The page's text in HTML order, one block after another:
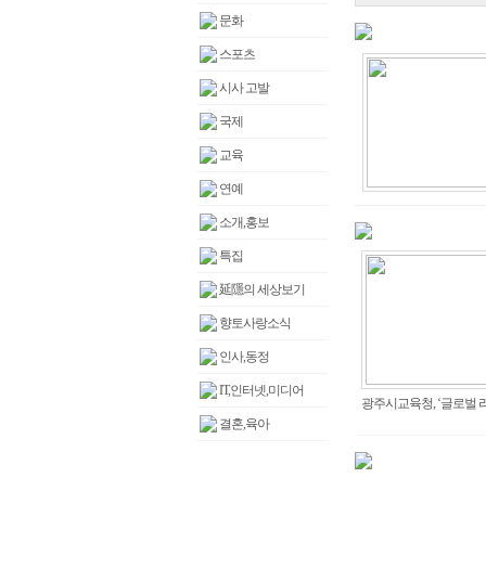
문화
스포츠
시사 고발
국제
교육
연예
소개,홍보
특집
延隱의 세상보기
향토사랑소식
인사,동정
IT,인터넷,미디어
결혼,육아
광주시교육청, ‘글로벌